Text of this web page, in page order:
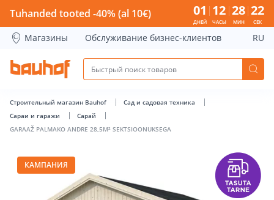
GARAAŽ PALMAKO ANDRE 28,5M² SEKTSIOONUKSEGA -
Tuhanded tooted -40% (al 10€) 01
ДНЕЙ
12
ЧАСЫ
28
МИН
22
СЕК
Магазины Обслуживание бизнес-клиентов RU
Строительный магазин Bauhof
Сад и садовая техника
Сараи и гаражи
Сарай
GARAAŽ PALMAKO ANDRE 28,5M² SEKTSIOONUKSEGA
КАМПАНИЯ